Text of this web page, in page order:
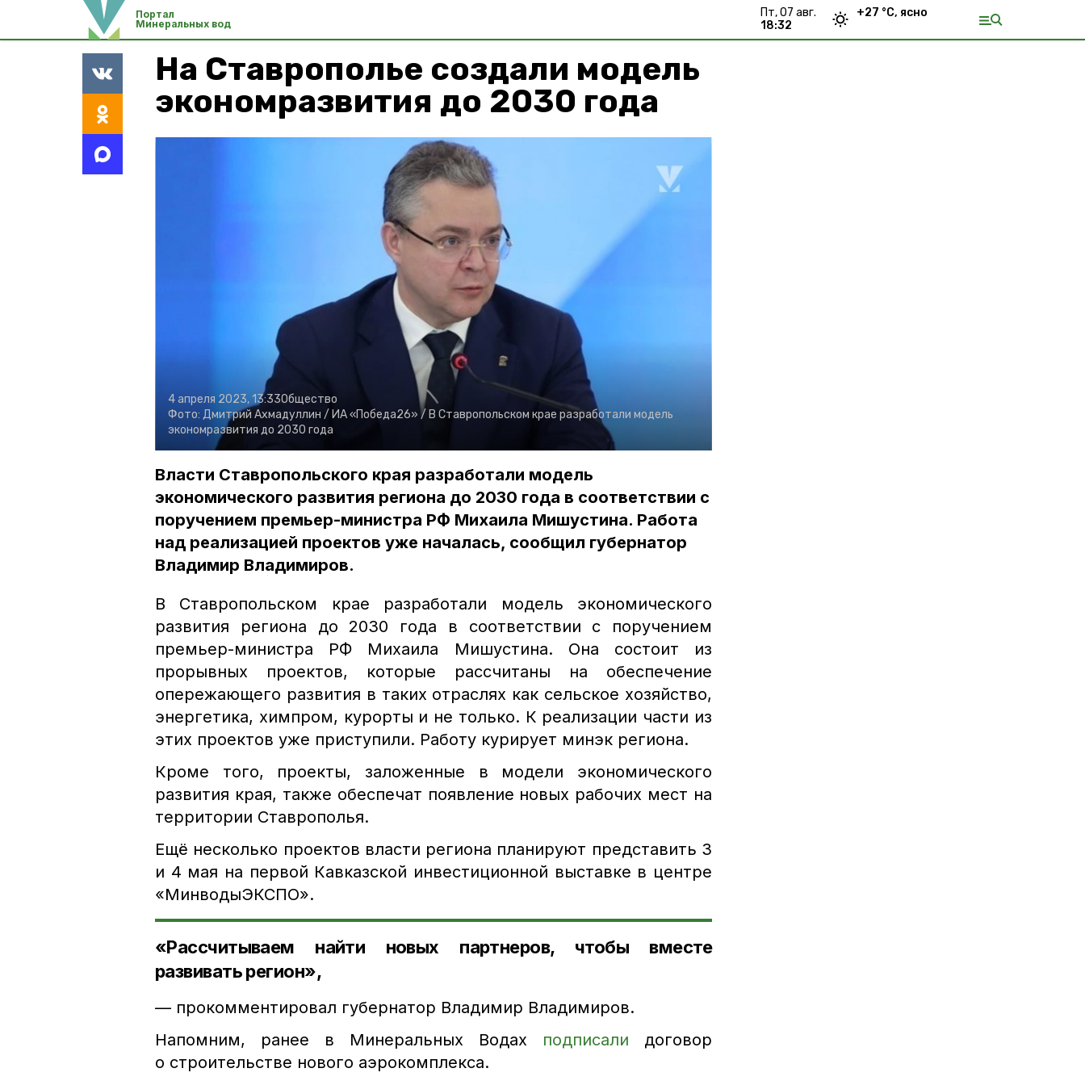
Портал
Минеральных вод
пт, 07 авг.
18:32
+27 °С, ясно
На Ставрополье создали модель
экономразвития до 2030 года
4 апреля 2023, 13:33Общество
Фото: Дмитрий Ахмадуллин / ИА «Победа26» / В Ставропольском крае разработали модель
экономразвития до 2030 года
Власти Ставропольского края разработали модель
экономического развития региона до 2030 года в соответствии с
поручением премьер-министра РФ Михаила Мишустина. Работа
над реализацией проектов уже началась, сообщил губернатор
Владимир Владимиров.
В Ставропольском крае разработали модель экономического
развития региона до 2030 года в соответствии с поручением
премьер-министра РФ Михаила Мишустина. Она состоит из
прорывных проектов, которые рассчитаны на обеспечение
опережающего развития в таких отраслях как сельское хозяйство,
энергетика, химпром, курорты и не только. К реализации части из
этих проектов уже приступили. Работу курирует минэк региона.
Кроме того, проекты, заложенные в модели экономического
развития края, также обеспечат появление новых рабочих мест на
территории Ставрополья.
Ещё несколько проектов власти региона планируют представить 3
и 4 мая на первой Кавказской инвестиционной выставке в центре
«МинводыЭКСПО».
«Рассчитываем найти новых партнеров, чтобы вместе
развивать регион»,
— прокомментировал губернатор Владимир Владимиров.
Напомним, ранее в Минеральных Водах подписали договор
о строительстве нового аэрокомплекса.